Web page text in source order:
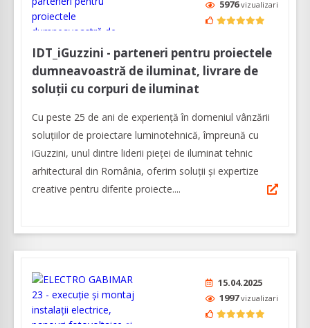
5976vizualizari
IDT_iGuzzini - parteneri pentru proiectele
dumneavoastră de iluminat, livrare de
soluții cu corpuri de iluminat
Cu peste 25 de ani de experiență în domeniul vânzării
soluțiilor de proiectare luminotehnică, împreună cu
iGuzzini, unul dintre liderii pieței de iluminat tehnic
arhitectural din România, oferim soluții și expertize
creative pentru diferite proiecte....
15.04.2025
1997vizualizari